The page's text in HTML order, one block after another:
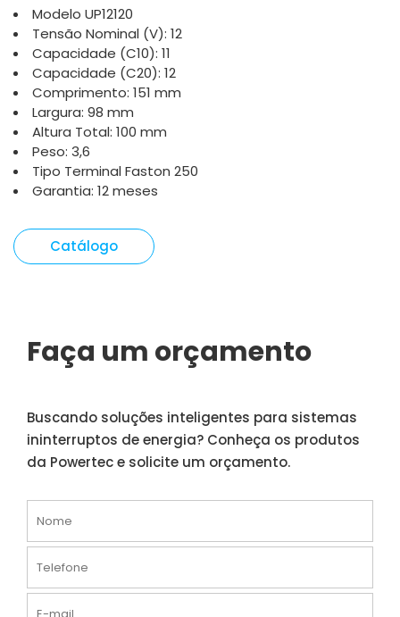
Modelo UP12120
Tensão Nominal (V): 12
Capacidade (C10): 11
Capacidade (C20): 12
Comprimento: 151 mm
Largura: 98 mm
Altura Total: 100 mm
Peso: 3,6
Tipo Terminal Faston 250
Garantia: 12 meses
Catálogo
Faça um orçamento
Buscando soluções inteligentes para sistemas
ininterruptos de energia? Conheça os produtos
da Powertec e solicite um orçamento.